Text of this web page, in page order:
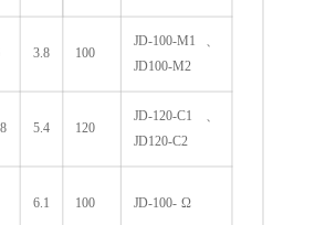
3.8 100
JD-100-M1、
JD100-M2
5.4 120
JD-120-C1、
JD120-C2
6.1 100 JD-100- Ω